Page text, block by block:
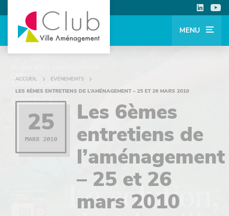
MENU
ACCUEIL
ÉVÉNEMENTS
LES 6ÈMES ENTRETIENS DE L’AMÉNAGEMENT – 25 ET 26 MARS 2010
25
MARS 2010
Les 6èmes
entretiens de
l’aménagement
– 25 et 26
mars 2010